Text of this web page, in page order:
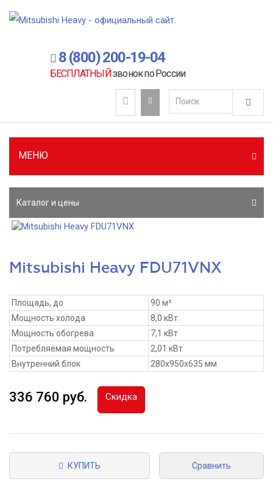
8 (800) 200-19-04
БЕСПЛАТНЫЙзвонок по России
МЕНЮ
Каталог и цены
Mitsubishi Heavy FDU71VNX
Площадь, до
90 м²
Мощность холода
8,0 кВт
Мощность обогрева
7,1 кВт
Потребляемая мощность
2,01 кВт
Внутренний блок
280x950x635 мм
336 760 руб. Скидка
КУПИТЬ Сравнить